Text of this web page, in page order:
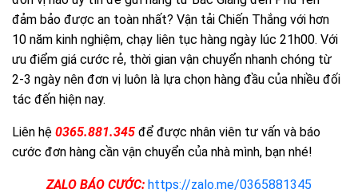
đảm bảo được an toàn nhất? Vận tải Chiến Thắng với hơn
10 năm kinh nghiệm, chạy liên tục hàng ngày lúc 21h00. Với
ưu điểm giá cước rẻ, thời gian vận chuyển nhanh chóng từ
2-3 ngày nên đơn vị luôn là lựa chọn hàng đầu của nhiều đối
tác đến hiện nay.
Liên hệ 0365.881.345 để được nhân viên tư vấn và báo
cước đơn hàng cần vận chuyển của nhà mình, bạn nhé!
ZALO BÁO CƯỚC: https://zalo.me/0365881345